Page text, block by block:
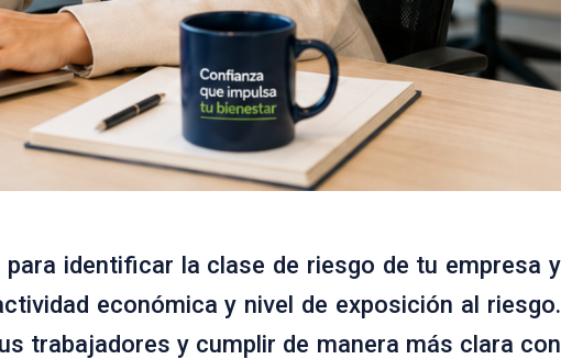
identificar la clase de riesgo de tu empresa y
económica y nivel de exposición al riesgo.
trabajadores y cumplir de manera más clara con